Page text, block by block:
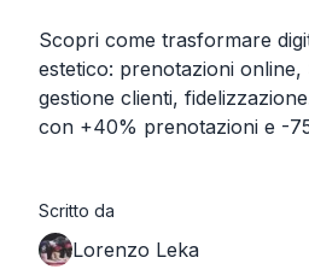
Scopri come trasformare
estetico: prenotazioni online,
gestione clienti,
con +40% prenotazioni e -
Scritto da
Lorenzo Leka